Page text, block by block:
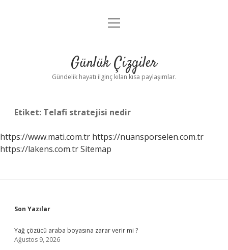
Anasayfa
Yasal Uyarı
menüyü
Günlük Çizgiler
Gündelik hayatı ilginç kılan kısa paylaşımlar.
Etiket: Telafi stratejisi nedir
https://www.mati.com.tr https://nuansporselen.com.tr
https://lakens.com.trSitemap
Sidebar
Son Yazılar
Yağ çözücü araba boyasına zarar verir mi ?
Ağustos 9, 2026